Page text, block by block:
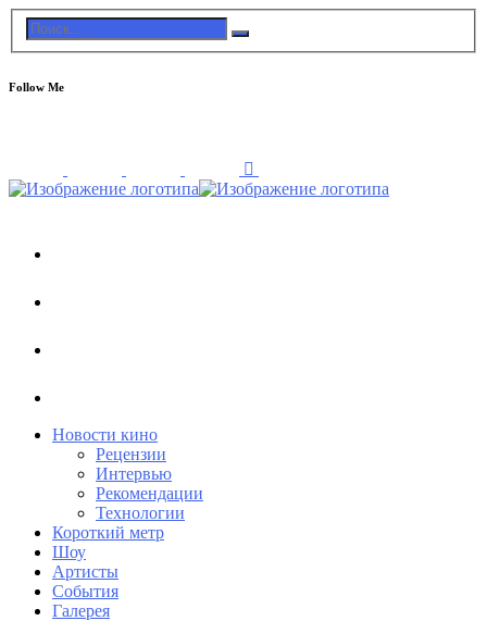
Follow Me
Новости кино
Рецензии
Интервью
Рекомендации
Технологии
Короткий метр
Шоу
Артисты
События
Галерея